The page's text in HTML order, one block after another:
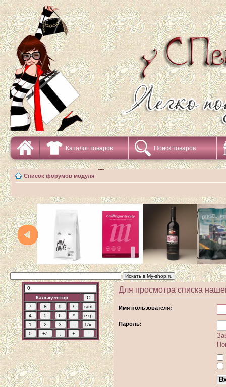
Каталог товаров Поиск товаров
Список форумов модуля
Калькулятор
Для просмотра списка
Имя пользователя:
Пароль: